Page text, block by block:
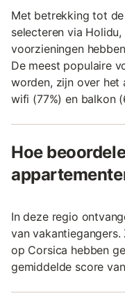
Met betrekking tot
selecteren via
voorzieningen
De meest populaire
worden, zijn over het
wifi (77%) en balkon
Hoe
In deze regio
van
op Corsica hebben
gemiddelde score